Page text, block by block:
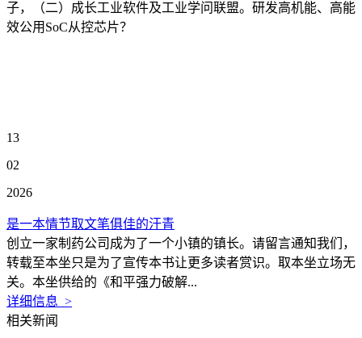
子，（二）成长工业软件及工业学问联盟。研发高机能、高能
效公用SoC从控芯片？
13
02
2026
是一本情节取文笔俱佳的汗青
创立一家制药公司成为了一个小镇的镇长。请留言通知我们，
转载至本坐只是为了宣传本书让更多读者赏识。取本坐立场无
关。本坐供给的《和平强力破解...
详细信息 >
相关新闻